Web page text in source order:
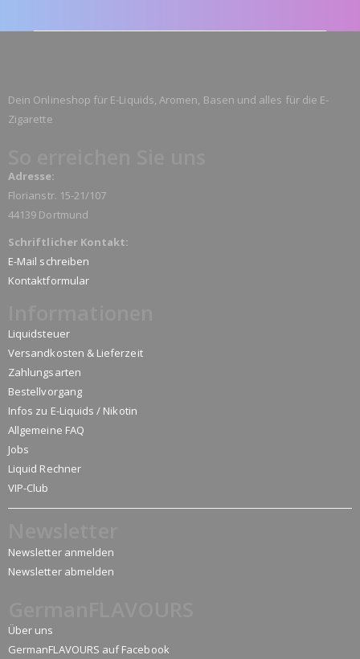
Dein Onlineshop für E-Liquids, Aromen, Basen und alles für die E-
Zigarette
Adresse:
Florianstr. 15-21/107
44139 Dortmund
Schriftlicher Kontakt:
E-Mail schreiben
Kontaktformular
Liquidsteuer
Versandkosten & Lieferzeit
Zahlungsarten
Bestellvorgang
Infos zu E-Liquids / Nikotin
Allgemeine FAQ
Jobs
Liquid Rechner
VIP-Club
Newsletter anmelden
Newsletter abmelden
Über uns
GermanFLAVOURS auf Facebook